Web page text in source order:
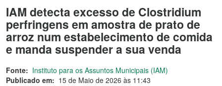
IAM detecta excesso de Clostridium
perfringens em amostra de prato de
arroz num estabelecimento de comida
e manda suspender a sua venda
Fonte: Instituto para os Assuntos Municipais (IAM)
Publicado em: 15 de Maio de 2026 às 11:43